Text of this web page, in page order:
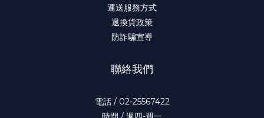
運送服務方式
退換貨政策
防詐騙宣導
聯絡我們
電話 / 02-25567422